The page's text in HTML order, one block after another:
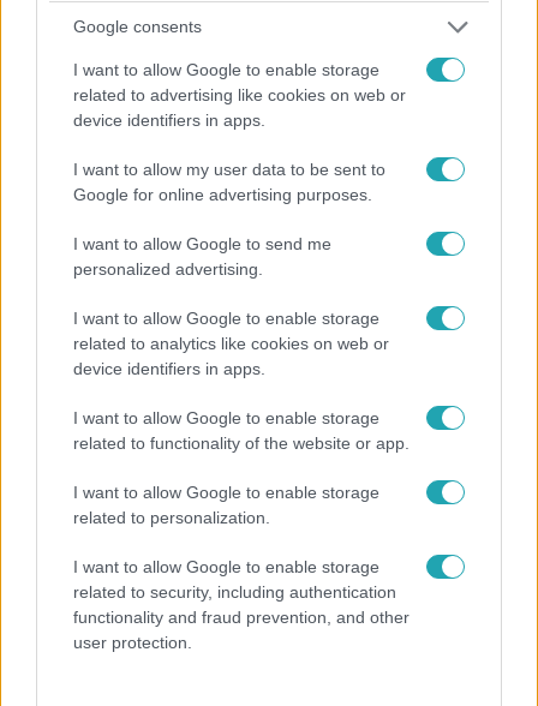
Google consents
I want to allow Google to enable storage
related to advertising like cookies on web or
device identifiers in apps.
I want to allow my user data to be sent to
Google for online advertising purposes.
I want to allow Google to send me
personalized advertising.
I want to allow Google to enable storage
related to analytics like cookies on web or
device identifiers in apps.
I want to allow Google to enable storage
related to functionality of the website or app.
I want to allow Google to enable storage
related to personalization.
I want to allow Google to enable storage
related to security, including authentication
functionality and fraud prevention, and other
user protection.
Keresztanyu
2022. augusztus 19. 19:20
Előzetes: „Szerintem a rém közelebb van, mint
gondolnánk” – Egész Makkosszállás a támadó
után kutat (08.22.)
A makkosszállási rém Karlóval is csúnyán elbánt, így már
az egész települést a titokzatos támadó tartja lázban és
tudja majd csitítani a kedélyeket? Kiderül hétfő este az
RTL Klubon a Keresztanyu legújabb részében.